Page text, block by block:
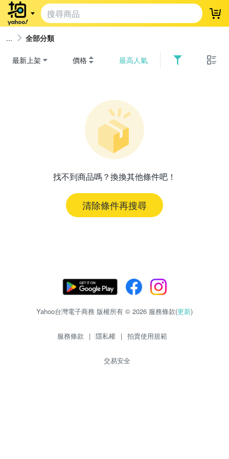
登
全部分類
最新上架 價格 最高人氣
找不到商品嗎？換換其他條件吧！
清除條件再搜尋
Yahoo台灣電子商務 版權所有 © 2026 服務條款(更新)
服務條款 | 隱私權 | 拍賣使用規範
交易安全